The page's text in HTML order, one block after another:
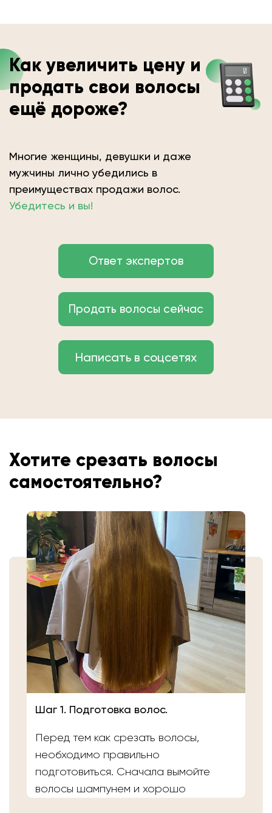
Как увеличить цену и
продать свои волосы
ещё дороже?
Многие женщины, девушки и даже
мужчины лично убедились в
преимуществах продажи волос.
Убедитесь и вы!
Ответ экспертов
Продать волосы сейчас
Написать в соцсетях
Хотите срезать волосы
самостоятельно?
Шаг 1. Подготовка волос.
Перед тем как срезать волосы,
необходимо правильно
подготовиться. Сначала вымойте
волосы шампунем и хорошо